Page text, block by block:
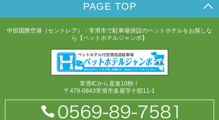
PAGE TOP
中部国際空港（セントレア）・常滑市で駐車場併設のペットホテルをお探しな
ら【ペットホテルジャンボ】
常滑ICから直進10秒！
〒479-0843常滑市多屋字十部11-1